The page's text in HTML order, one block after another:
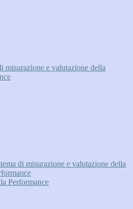
misurazione e valutazione della
di misurazione e valutazione della
Performance